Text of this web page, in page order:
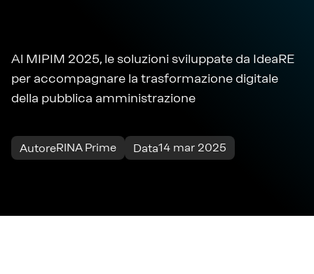
Al MIPIM 2025, le soluzioni sviluppate da IdeaRE
per accompagnare la trasformazione digitale
della pubblica amministrazione
AutoreRINA Prime Data14 mar 2025